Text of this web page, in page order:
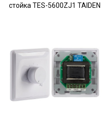
стойка TES-5600ZJ1 TAIDEN